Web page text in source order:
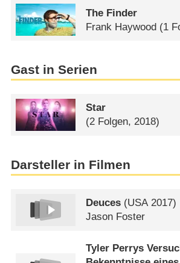
The Finder
Frank Haywood (1
Gast in Serien
Star
(2 Folgen, 2018)
Darsteller in Filmen
Deuces (USA2017)
Jason Foster
Tyler Perrys